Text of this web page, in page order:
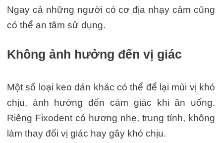
Ngay cả những người có cơ địa nhạy cảm cũng
có thể an tâm sử dụng.
Không ảnh hưởng đến vị giác
Một số loại keo dán khác có thể để lại mùi vị khó
chịu, ảnh hưởng đến cảm giác khi ăn uống.
Riêng Fixodent có hương nhẹ, trung tính, không
làm thay đổi vị giác hay gây khó chịu.